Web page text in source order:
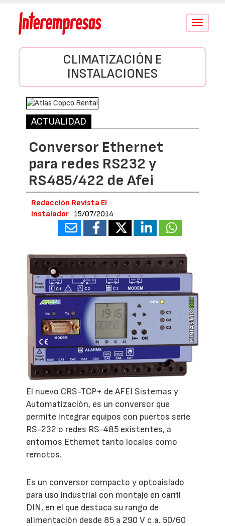
Conmutar
CLIMATIZACIÓN E
INSTALACIONES
ACTUALIDAD
Conversor Ethernet
para redes RS232 y
RS485/422 de Afei
Redacción Revista El
Instalador 15/07/2014
El nuevo CRS-TCP+ de AFEI Sistemas y
Automatización, es un conversor que
permite integrar equipos con puertos serie
RS-232 o redes RS-485 existentes, a
entornos Ethernet tanto locales como
remotos.
Es un conversor compacto y optoaislado
para uso industrial con montaje en carril
DIN, en el que destaca su rango de
alimentación desde 85 a 290 V c.a. 50/60